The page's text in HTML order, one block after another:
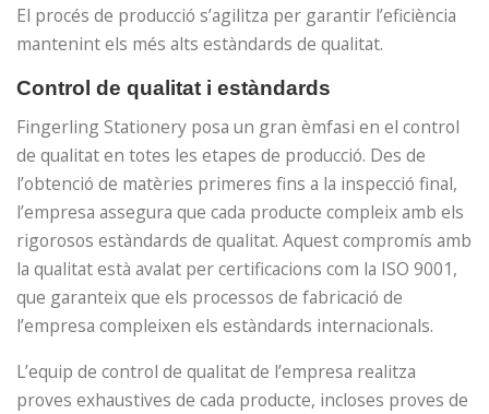
El procés de producció s’agilitza per garantir l’eficiència
mantenint els més alts estàndards de qualitat.
Control de qualitat i estàndards
Fingerling Stationery posa un gran èmfasi en el control
de qualitat en totes les etapes de producció. Des de
l’obtenció de matèries primeres fins a la inspecció final,
l’empresa assegura que cada producte compleix amb els
rigorosos estàndards de qualitat. Aquest compromís amb
la qualitat està avalat per certificacions com la ISO 9001,
que garanteix que els processos de fabricació de
l’empresa compleixen els estàndards internacionals.
L’equip de control de qualitat de l’empresa realitza
proves exhaustives de cada producte, incloses proves de